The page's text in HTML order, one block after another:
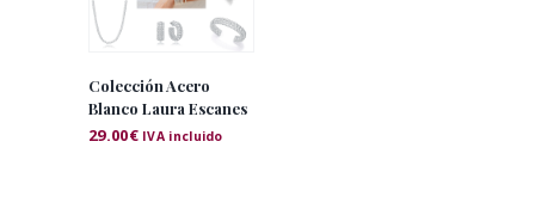
Colección Acero
Blanco Laura Escanes
29.00€ IVA incluido